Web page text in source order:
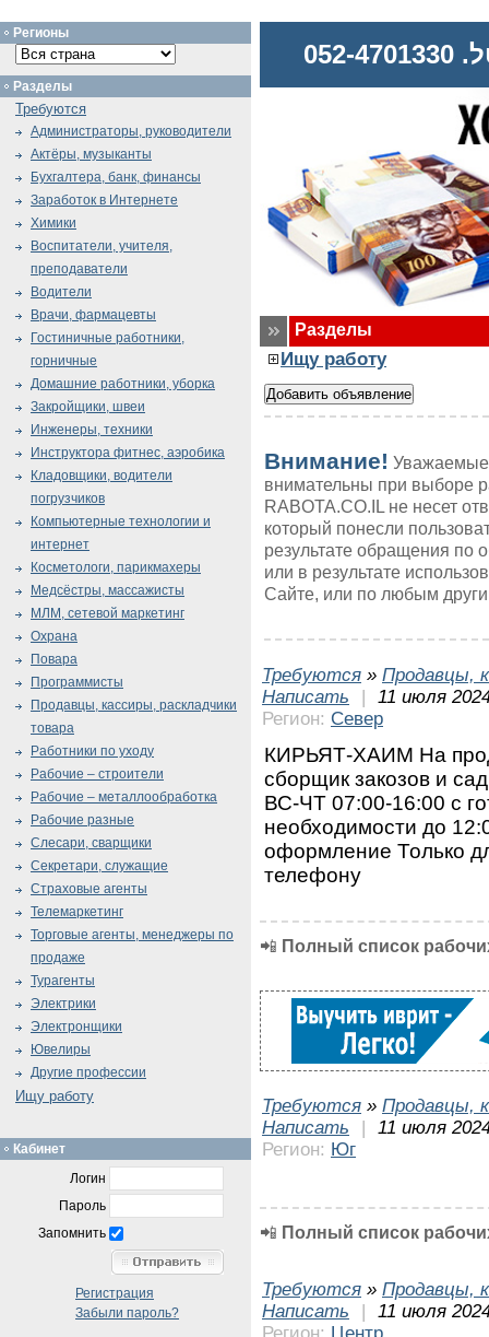
Разделы
Ищу работу
Внимание! Уважаемые
внимательны при выборе
RABOTA.CO.IL не несет
который понесли
результате обращения
или в результате
Сайте, или по любым
Требуются » Продавцы,
Написать
|
11 июля
Регион: Север
КИРЬЯТ-ХАИМ На
сборщик закозов и
ВС-ЧТ 07:00-16:00 с
необходимости до
оформление Только
телефону
📲 Полный список
Требуются » Продавцы,
Написать
|
11 июля
Регион: Юг
📲 Полный список
Требуются » Продавцы,
Написать
|
11 июля
Регион: Центр
Регионы
Разделы
Требуются
Администраторы, руководители
Актёры, музыканты
Бухгалтера, банк, финансы
Заработок в Интернете
Химики
Воспитатели, учителя,
преподаватели
Водители
Врачи, фармацевты
Гостиничные работники,
горничные
Домашние работники, уборка
Закройщики, швеи
Инженеры, техники
Инструктора фитнес, аэробика
Кладовщики, водители
погрузчиков
Компьютерные технологии и
интернет
Косметологи, парикмахеры
Медсёстры, массажисты
МЛМ, сетевой маркетинг
Охрана
Повара
Программисты
Продавцы, кассиры, раскладчики
товара
Работники по уходу
Рабочие – строители
Рабочие – металлообработка
Рабочие разные
Слесари, сварщики
Секретари, служащие
Страховые агенты
Телемаркетинг
Торговые агенты, менеджеры по
продаже
Турагенты
Электрики
Электронщики
Ювелиры
Другие профессии
Ищу работу
Кабинет
Логин
Пароль
Запомнить
Регистрация
Забыли пароль?